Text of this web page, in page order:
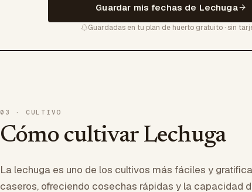
Guardar mis fechas de Lechuga
Guardadas en tu plan de huerto gratuito · sin
03 · CULTIVO
Cómo cultivar Lechuga
La lechuga es uno de los cultivos más fáciles y
caseros, ofreciendo cosechas rápidas y la capacidad